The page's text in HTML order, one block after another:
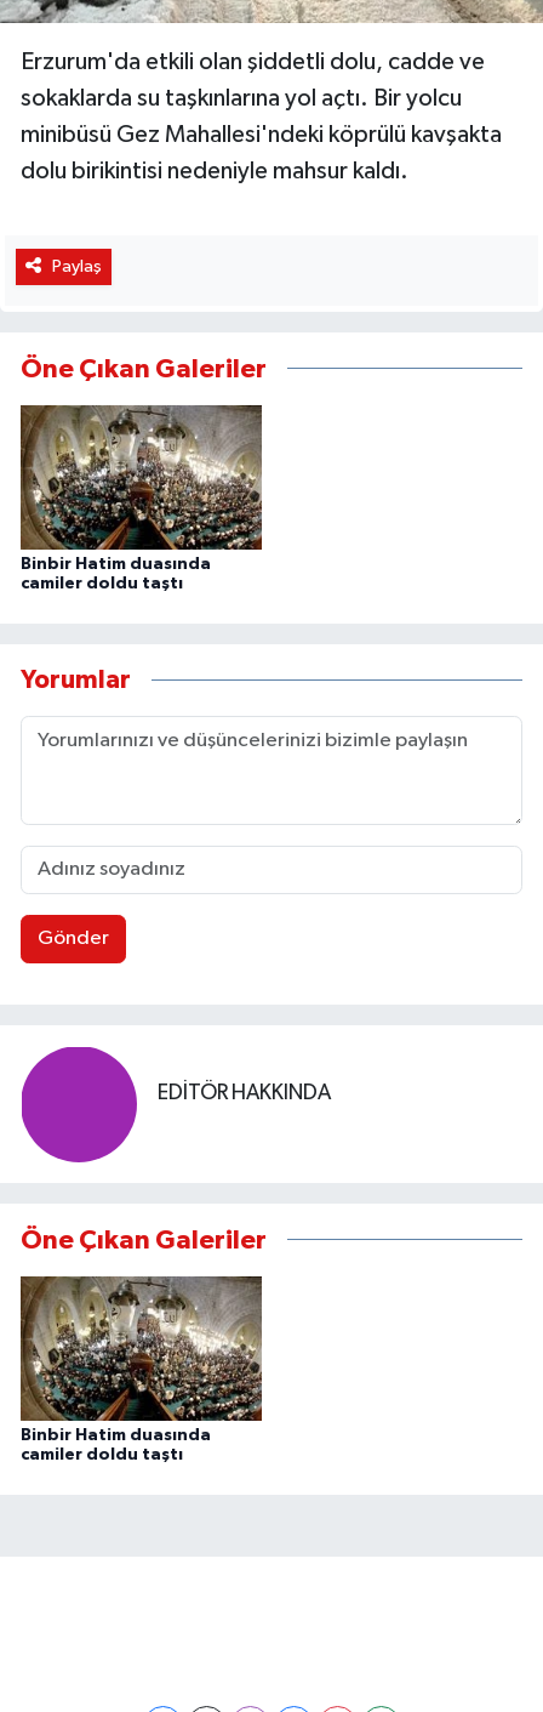
Erzurum'da etkili olan şiddetli dolu, cadde ve
sokaklarda su taşkınlarına yol açtı. Bir yolcu
minibüsü Gez Mahallesi'ndeki köprülü kavşakta
dolu birikintisi nedeniyle mahsur kaldı.
Paylaş
Öne Çıkan Galeriler
Binbir Hatim duasında
camiler doldu taştı
Yorumlar
Gönder
EDITÖR HAKKINDA
Öne Çıkan Galeriler
Binbir Hatim duasında
camiler doldu taştı